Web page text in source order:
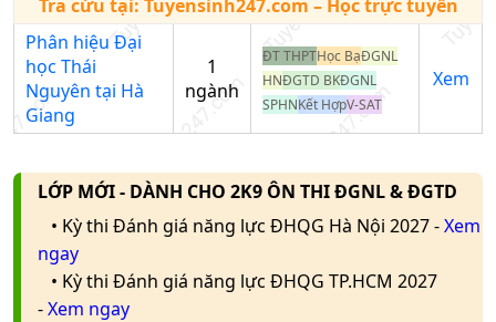
tuyển
Trường học
Nhập tên trường/mã
trường
Tra cứu tại: Tuyensinh247.com – Học trực tuyến
Phân hiệu Đại
học Thái
Nguyên tại Hà
Giang
1
ngành
ĐT THPTHọc BạĐGNL
HNĐGTD BKĐGNL
SPHNKết HợpV-SAT
Xem
LỚP MỚI - DÀNH CHO 2K9 ÔN THI ĐGNL & ĐGTD
• Kỳ thi Đánh giá năng lực ĐHQG Hà Nội 2027 -Xem
ngay
• Kỳ thi Đánh giá năng lực ĐHQG TP.HCM 2027
-Xem ngay